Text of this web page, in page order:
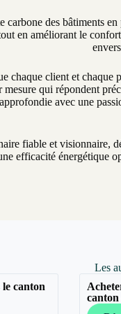
carbone des bâtiments en
en améliorant le
chaque client et chaque
qui répondent
avec une
fiable et visionnaire,
efficacité énergétique
Les
canton